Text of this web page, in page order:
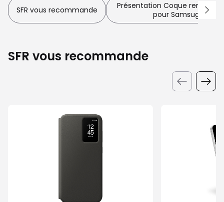
SFR vous recommande
Présentation Coque
pour Samsug
SFR vous recommande